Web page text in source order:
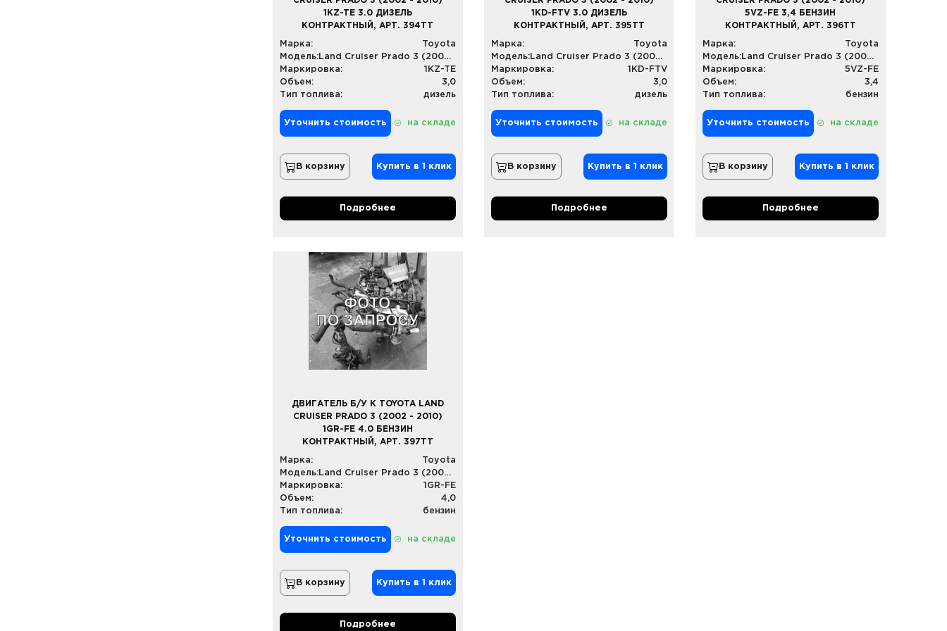
1KZ-TE 3.0 ДИЗЕЛЬ
КОНТРАКТНЫЙ, АРТ. 394TT
Марка:
Toyota
Модель:
Land Cruiser Prado 3 (2002 - 2010)
Маркировка:
1KZ-TE
Объем:
3,0
Тип топлива:
дизель
Уточнить стоимость на складе
В корзину Купить в 1 клик
Подробнее
1KD-FTV 3.0 ДИЗЕЛЬ
КОНТРАКТНЫЙ, АРТ. 395TT
Марка:
Toyota
Модель:
Land Cruiser Prado 3 (2002 - 2010)
Маркировка:
1KD-FTV
Объем:
3,0
Тип топлива:
дизель
Уточнить стоимость на складе
В корзину Купить в 1 клик
Подробнее
5VZ-FE 3,4 БЕНЗИН
КОНТРАКТНЫЙ, АРТ. 396TT
Марка:
Toyota
Модель:
Land Cruiser Prado 3 (2002 - 2010)
Маркировка:
5VZ-FE
Объем:
3,4
Тип топлива:
бензин
Уточнить стоимость на складе
В корзину Купить в 1 клик
Подробнее
ДВИГАТЕЛЬ Б/У К TOYOTA LAND
CRUISER PRADO 3 (2002 - 2010)
1GR-FE 4.0 БЕНЗИН
КОНТРАКТНЫЙ, АРТ. 397TT
Марка:
Toyota
Модель:
Land Cruiser Prado 3 (2002 - 2010)
Маркировка:
1GR-FE
Объем:
4,0
Тип топлива:
бензин
Уточнить стоимость на складе
В корзину Купить в 1 клик
Подробнее